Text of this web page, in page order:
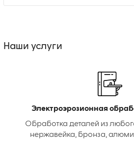
Наши услуги
Электроэрозионная
Обработка деталей из
нержавейка, бронза,